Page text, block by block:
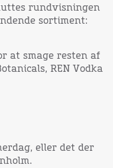
rundvisningen
sortiment:
at smage resten af
REN Vodka
eller det der